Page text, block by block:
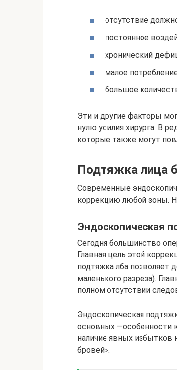
отсутствие
постоянное
хронический
малое
большое
Эти и другие факторы
нулю усилия хирурга. В
которые также могут
Подтяжка лица
Современные
коррекцию любой зоны.
Эндоскопическая
Сегодня большинство
Главная цель этой
подтяжка лба позволяет
маленького разреза).
полном отсутствии
Эндоскопическая
основных —особенности
наличие явных избытков
бровей».